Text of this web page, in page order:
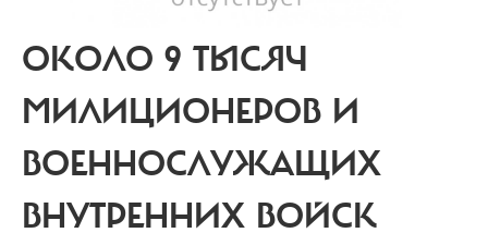
ОКОЛО 9 ТЫСЯЧ
МИЛИЦИОНЕРОВ И
ВОЕННОСЛУЖАЩИХ
ВНУТРЕННИХ ВОЙСК